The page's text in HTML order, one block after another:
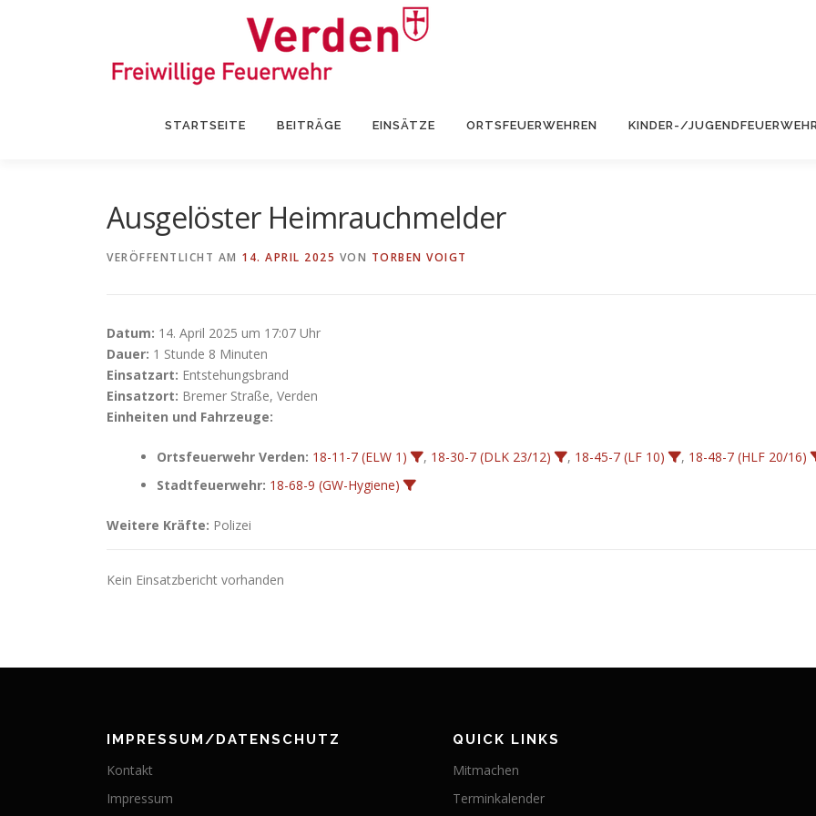
STARTSEITE BEITRÄGE EINSÄTZE ORTSFEUERWEHREN KINDER-/
Ausgelöster Heimrauchmelder
VERÖFFENTLICHT AM 14. APRIL 2025 VON TORBEN VOIGT
Datum: 14. April 2025 um 17:07 Uhr
Dauer: 1 Stunde 8 Minuten
Einsatzart: Entstehungsbrand
Einsatzort: Bremer Straße, Verden
Einheiten und Fahrzeuge:
Ortsfeuerwehr Verden: 18-11-7 (ELW 1) , 18-30-7 (DLK 23/12) , 18-45-7 (LF 10) , 18-48-7 (HLF 20/16)
Stadtfeuerwehr: 18-68-9 (GW-Hygiene)
Weitere Kräfte: Polizei
Kein Einsatzbericht vorhanden
IMPRESSUM/DATENSCHUTZ
Kontakt
Impressum
QUICK LINKS
Mitmachen
Terminkalender